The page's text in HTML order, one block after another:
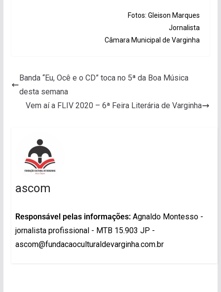
Fotos: Gleison Marques
Jornalista
Câmara Municipal de Varginha
Banda “Eu, Ocê e o CD” toca no 5ª da Boa Música
desta semana
Vem aí a FLIV 2020 – 6ª Feira Literária de Varginha
ascom
Responsável pelas informações:Agnaldo Montesso -
jornalista profissional - MTB 15.903 JP -
ascom@fundacaoculturaldevarginha.com.br